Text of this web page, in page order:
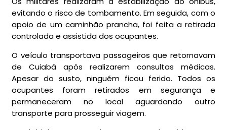
evitando o risco de tombamento. Em seguida, com o
apoio de um caminhão prancha, foi feita a retirada
controlada e assistida dos ocupantes.
O veículo transportava passageiros que retornavam
de Cuiabá após realizarem consultas médicas.
Apesar do susto, ninguém ficou ferido. Todos os
ocupantes foram retirados em segurança e
permaneceram no local aguardando outro
transporte para prosseguir viagem.